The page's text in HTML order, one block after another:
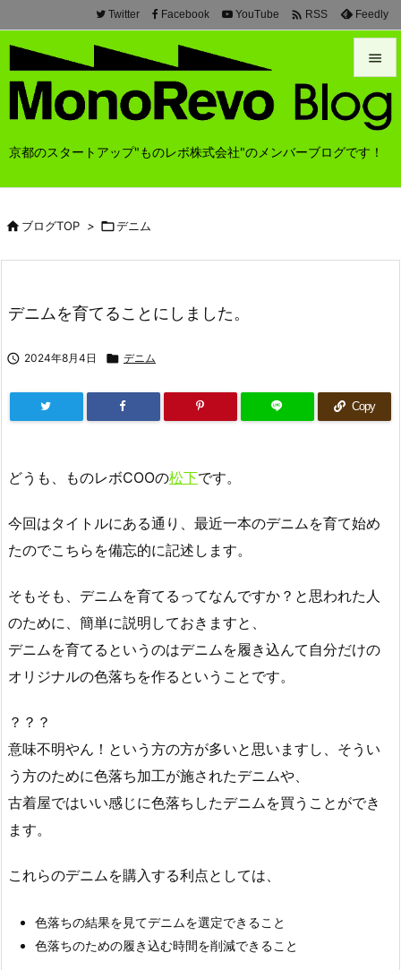
京都のスタートアップ"ものレボ株式会社"のメンバーブログです！


メニュ
前へ

Twitter Facebook YouTube  RSS Feedly
ブログTOP > デニム
デニムを育てることにしました。
 2024年8月4日  デニム
Copy
どうも、ものレボCOOの松下です。
今回はタイトルにある通り、最近一本のデニムを育て始め
たのでこちらを備忘的に記述します。
そもそも、デニムを育てるってなんですか？と思われた人
のために、簡単に説明しておきますと、
デニムを育てるというのはデニムを履き込んて自分だけの
オリジナルの色落ちを作るということです。
？？？
意味不明やん！という方の方が多いと思いますし、そうい
う方のために色落ち加工が施されたデニムや、
古着屋ではいい感じに色落ちしたデニムを買うことができ
ます。
これらのデニムを購入する利点としては、
色落ちの結果を見てデニムを選定できること
色落ちのための履き込む時間を削減できること